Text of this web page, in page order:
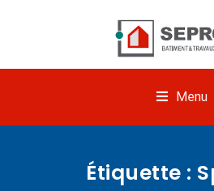
Menu
Étiquette :